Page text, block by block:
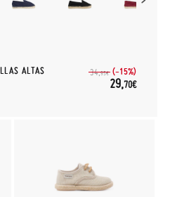
ALTAS
34,95€ (-15%)
29,70€